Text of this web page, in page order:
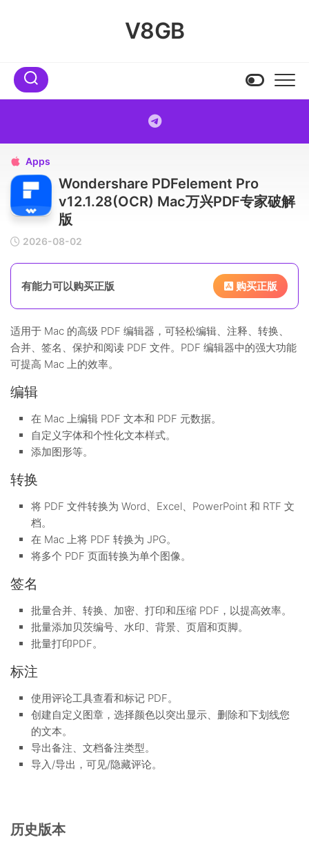
V8GB
 Apps
Wondershare PDFelement Pro
v12.1.28(OCR) Mac万兴PDF专家破解
版
2026-08-02
有能力可以购买正版 购买正版
适用于 Mac 的高级 PDF 编辑器，可轻松编辑、注释、转换、
合并、签名、保护和阅读 PDF 文件。PDF 编辑器中的强大功能
可提高 Mac 上的效率。
编辑
在 Mac 上编辑 PDF 文本和 PDF 元数据。
自定义字体和个性化文本样式。
添加图形等。
转换
将 PDF 文件转换为 Word、Excel、PowerPoint 和 RTF 文
档。
在 Mac 上将 PDF 转换为 JPG。
将多个 PDF 页面转换为单个图像。
签名
批量合并、转换、加密、打印和压缩 PDF，以提高效率。
批量添加贝茨编号、水印、背景、页眉和页脚。
批量打印PDF。
标注
使用评论工具查看和标记 PDF。
创建自定义图章，选择颜色以突出显示、删除和下划线您
的文本。
导出备注、文档备注类型。
导入/导出，可见/隐藏评论。
历史版本